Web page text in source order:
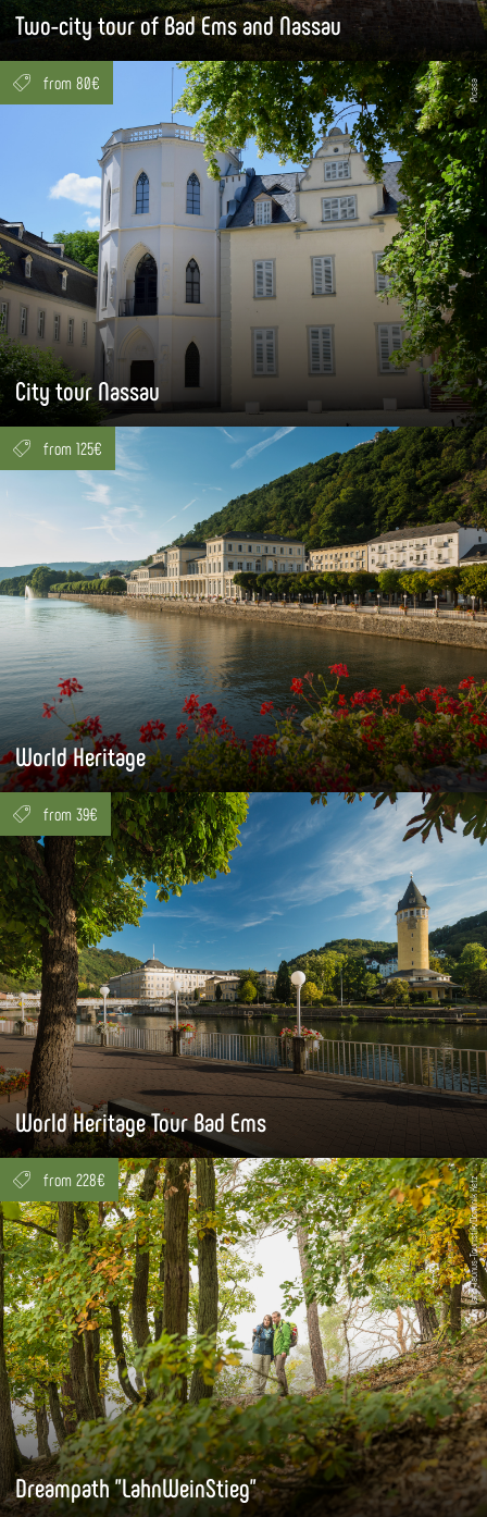
Two-city tour of Bad Ems and Nassau
Picasa
from 80€
City tour Nassau
from 125€
World Heritage
from 39€
World Heritage Tour Bad Ems
Lahn-Taunus-Touristik/Dominik Ketz
from 228€
Dreampath "LahnWeinStieg"